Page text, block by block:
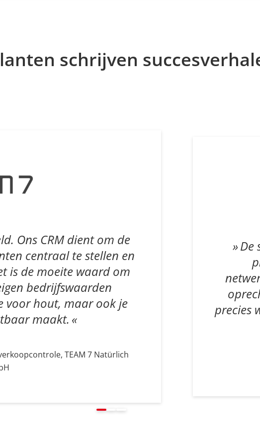
schrijven
Ons CRM dient om de
centraal te stellen en
is de moeite waard om
bedrijfswaarden
voor hout, maar ook je
maakt.
TEAM 7 Natürlich
De
precies